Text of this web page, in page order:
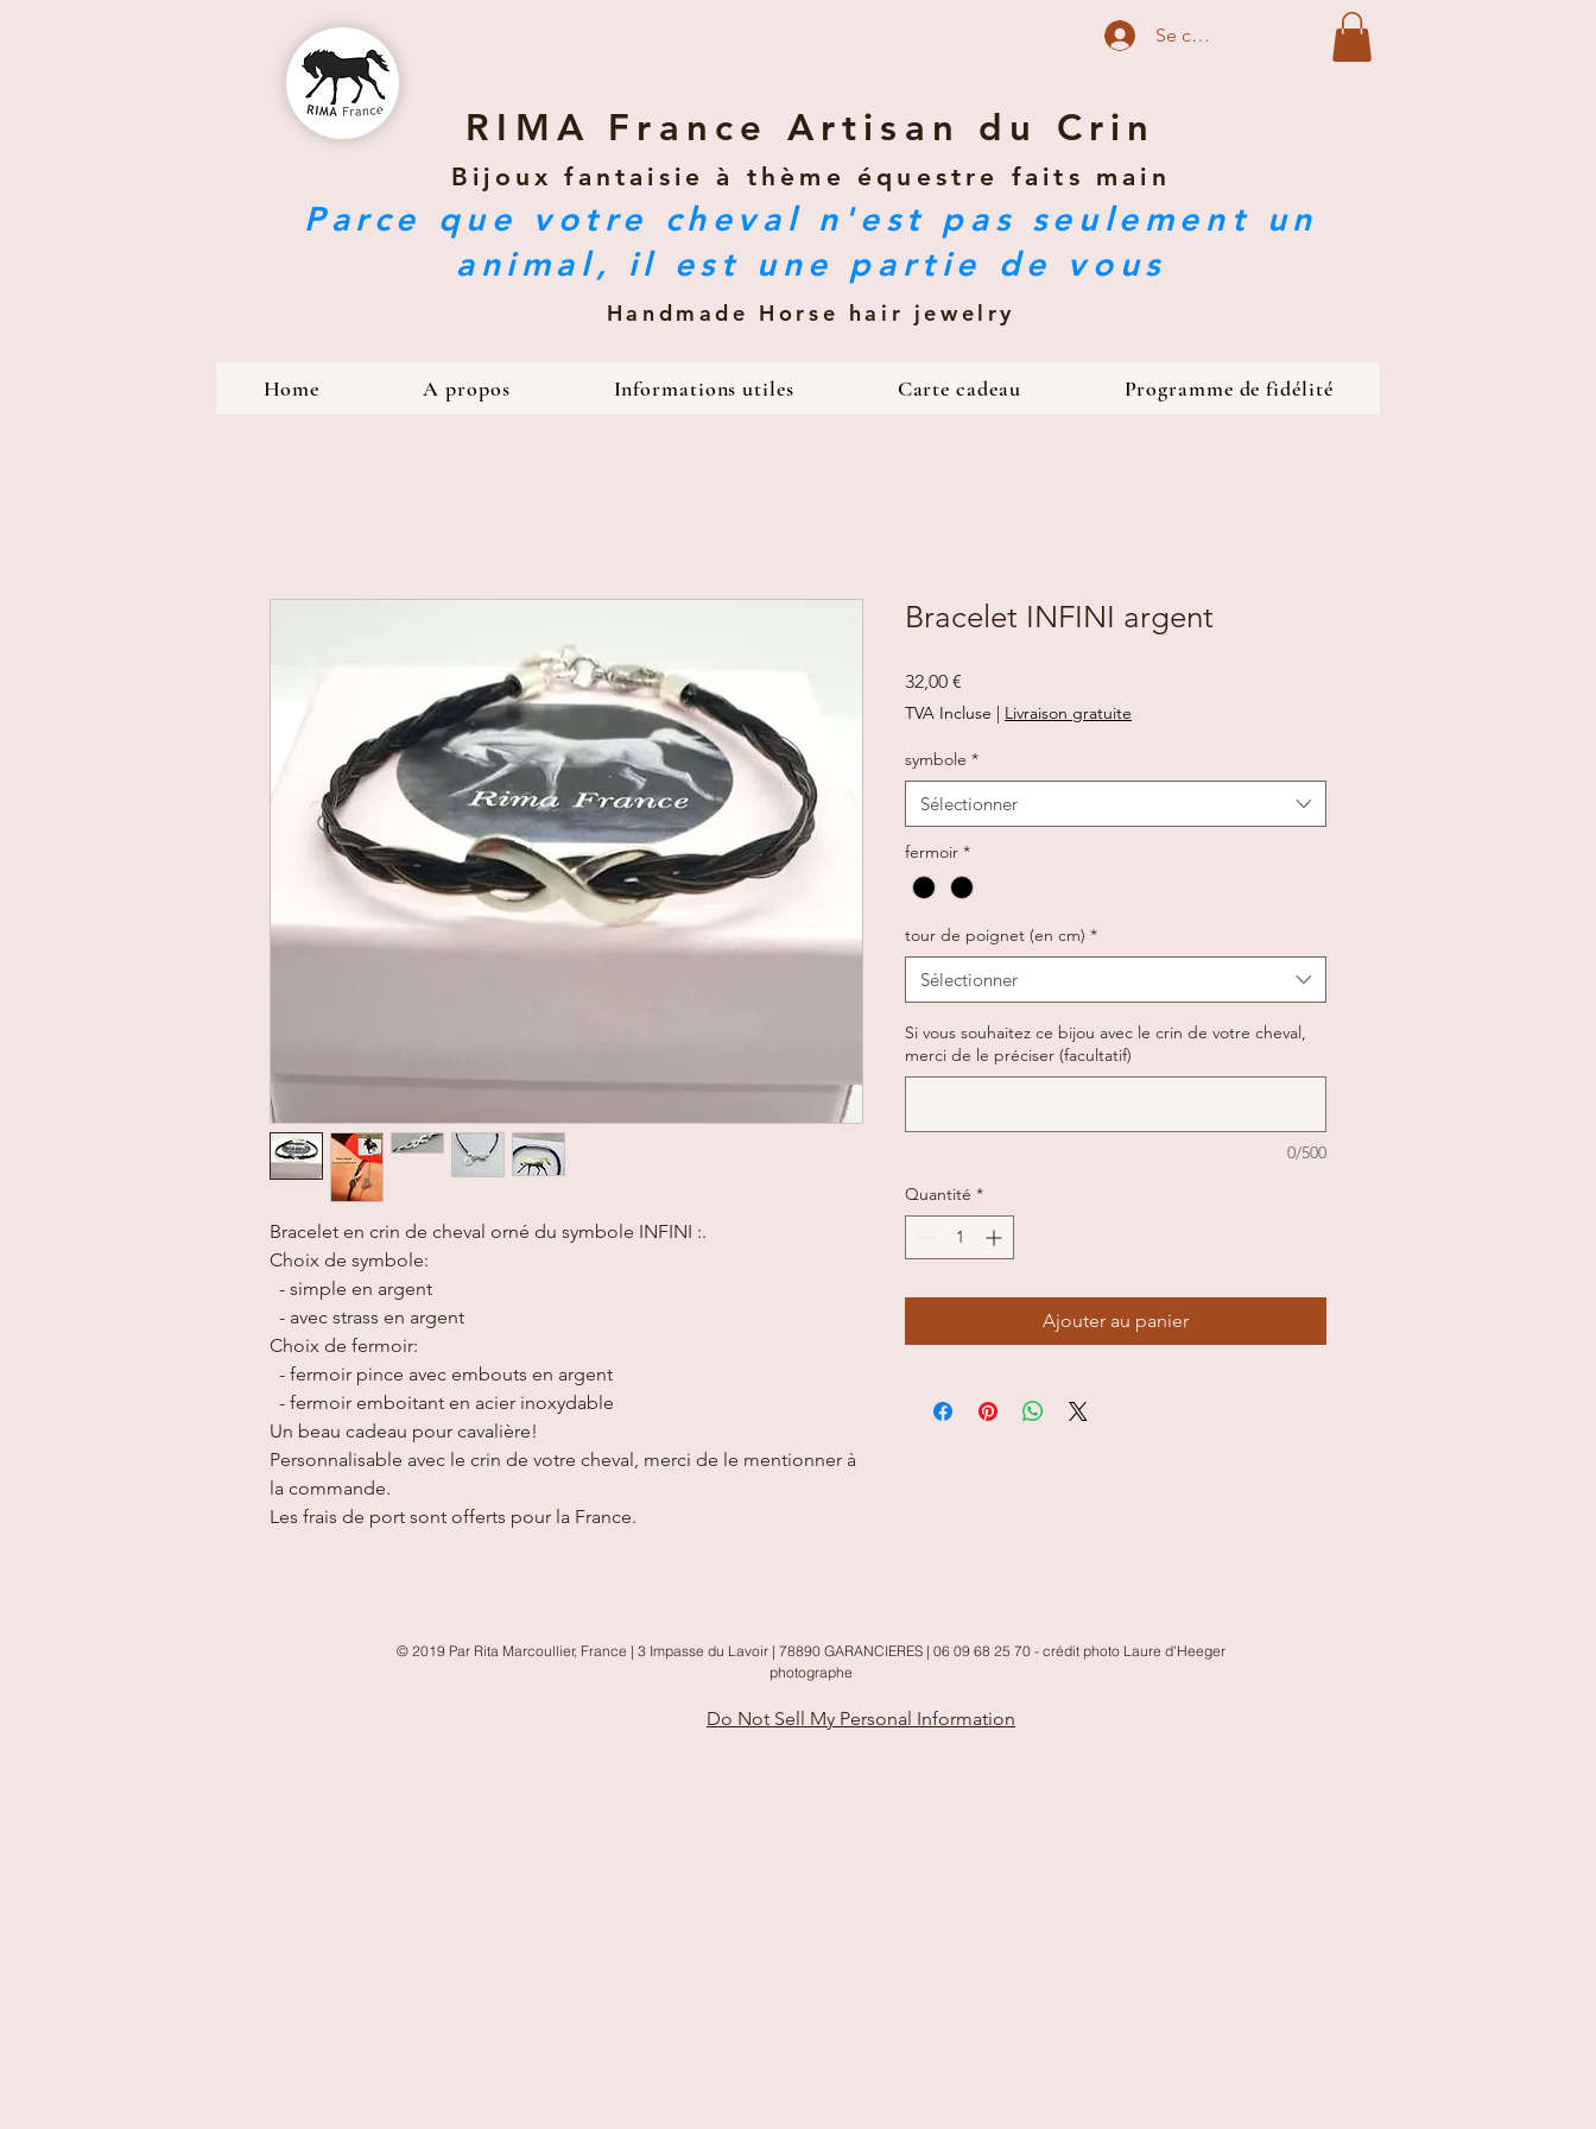
Se connecter
RIMA France Artisan du Crin
Bijoux fantaisie à thème équestre faits main
Parce que votre cheval n'est pas seulement un
animal, il est une partie de vous
Handmade Horse hair jewelry
Home A propos Informations utiles Carte cadeau Programme de fidélité
Bracelet en crin de cheval orné du symbole INFINI :.
Choix de symbole:
- simple en argent
- avec strass en argent
Choix de fermoir:
- fermoir pince avec embouts en argent
- fermoir emboitant en acier inoxydable
Un beau cadeau pour cavalière!
Personnalisable avec le crin de votre cheval, merci de le mentionner à
la commande.
Les frais de port sont offerts pour la France.
Bracelet INFINI argent
32,00 €
TVA Incluse | Livraison gratuite
symbole *
Sélectionner
fermoir *
tour de poignet (en cm) *
Sélectionner
Si vous souhaitez ce bijou avec le crin de votre cheval,
merci de le préciser (facultatif)
0/500
Quantité *
Ajouter au panier
© 2019 Par Rita Marcoullier, France | 3 Impasse du Lavoir | 78890 GARANCIERES | 06 09 68 25 70 - crédit photo Laure d'Heeger
photographe
Do Not Sell My Personal Information